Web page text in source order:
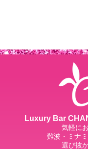
Luxury Bar
気軽に
難波・ミナ
選び抜